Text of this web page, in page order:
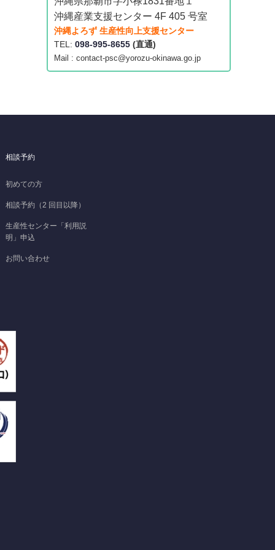
沖縄産業支援センター 4F 405 号室
沖縄よろず 生産性向上支援センター
TEL: 098-995-8655 (直通)
Mail : contact-psc@yorozu-okinawa.go.jp
相談予約
初めての方
相談予約（2 回目以降）
生産性センター「利用説
明」申込
お問い合わせ